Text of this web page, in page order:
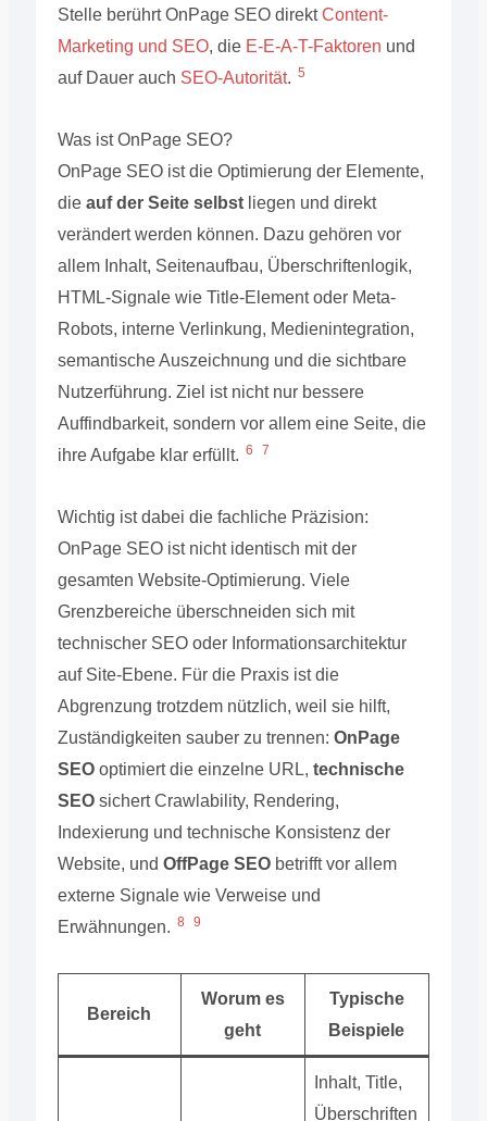
Stelle berührt OnPage SEO direktContent-
Marketing und SEO, die E-E-A-T-Faktoren und
auf Dauer auch SEO-Autorität. 5
Was ist OnPage SEO?
OnPage SEO ist die Optimierung der Elemente,
die auf der Seite selbstliegen und direkt
verändert werden können. Dazu gehören vor
allem Inhalt, Seitenaufbau, Überschriftenlogik,
HTML-Signale wie Title-Element oder Meta-
Robots, interne Verlinkung, Medienintegration,
semantische Auszeichnung und die sichtbare
Nutzerführung. Ziel ist nicht nur bessere
Auffindbarkeit, sondern vor allem eine Seite, die
ihre Aufgabe klar erfüllt. 6 7
Wichtig ist dabei die fachliche Präzision:
OnPage SEO ist nicht identisch mit der
gesamten Website-Optimierung. Viele
Grenzbereiche überschneiden sich mit
technischer SEO oder Informationsarchitektur
auf Site-Ebene. Für die Praxis ist die
Abgrenzung trotzdem nützlich, weil sie hilft,
Zuständigkeiten sauber zu trennen: OnPage
SEOoptimiert die einzelne URL, technische
SEOsichert Crawlability, Rendering,
Indexierung und technische Konsistenz der
Website, und OffPage SEObetrifft vor allem
externe Signale wie Verweise und
Erwähnungen. 8 9
Bereich
Worum es
geht
Typische
Beispiele
Inhalt, Title,
Überschriften